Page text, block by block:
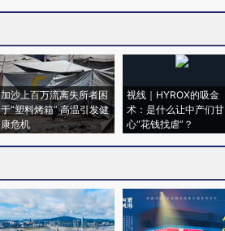
加沙上百万流离失所者困
于“塑料烤箱” 高温引发健
康危机
视线｜HYROX的吸金
术：是什么让中产们甘
心“花钱找虐”？